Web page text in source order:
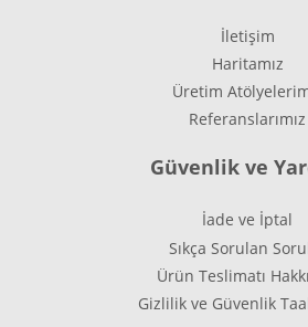
İletişim
Haritamız
Üretim
Referanslarımız
Güvenlik ve
İade ve İptal
Sıkça Sorulan
Ürün Teslimatı
Gizlilik ve Güvenlik